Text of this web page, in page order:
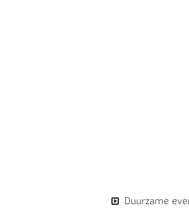
Duurzame